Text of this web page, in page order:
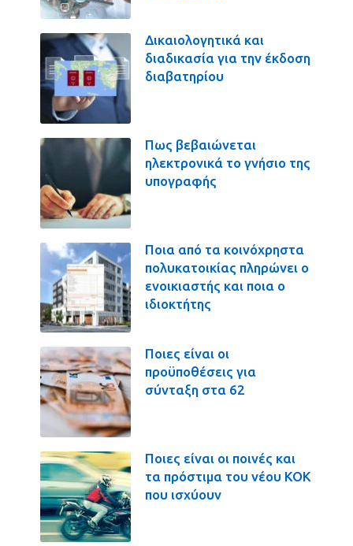
Δικαιολογητικά και
διαδικασία για την έκδοση
διαβατηρίου
Πως βεβαιώνεται
ηλεκτρονικά το γνήσιο της
υπογραφής
Ποια από τα κοινόχρηστα
πολυκατοικίας πληρώνει ο
ενοικιαστής και ποια ο
ιδιοκτήτης
Ποιες είναι οι
προϋποθέσεις για
σύνταξη στα 62
Ποιες είναι οι ποινές και
τα πρόστιμα του νέου ΚΟΚ
που ισχύουν